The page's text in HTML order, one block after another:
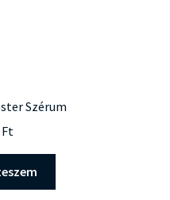
Szérum
Ft